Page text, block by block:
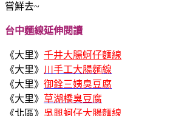
嘗鮮去~
台中麵線延伸閱讀
《大里》 千井大腸蚵仔麵線
《大里》 川手工大腸麵線
《大里》 御銓三姨臭豆腐
《大里》 草湖橋臭豆腐
《北區》 吳興蚵仔大腸麵線